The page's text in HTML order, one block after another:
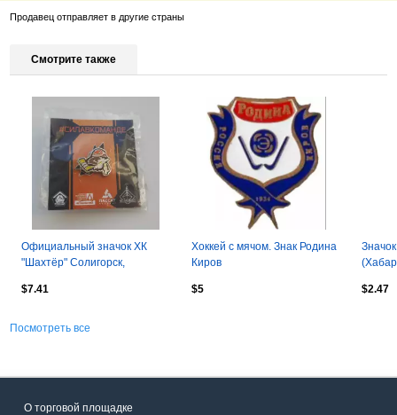
Продавец отправляет в другие страны
Смотрите также
Официальный значок ХК
"Шахтёр" Солигорск,
$7.41
Хоккей с мячом. Знак Родина
Киров
$5
$2.47
Посмотреть все
О торговой площадке